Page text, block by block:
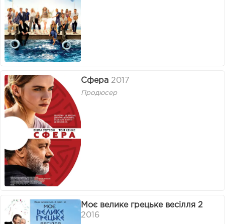
Сфера 2017
Продюсер
Моє велике грецьке весілля 2
2016